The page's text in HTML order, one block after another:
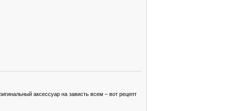
аксессуар на зависть всем – вот рецепт